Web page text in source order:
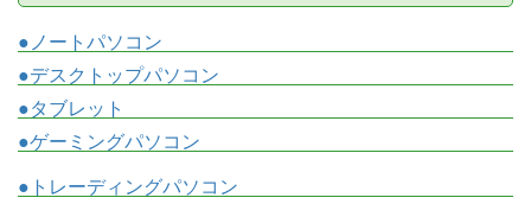
●ノートパソコン
●デスクトップパソコン
●タブレット
●ゲーミングパソコン
●トレーディングパソコン